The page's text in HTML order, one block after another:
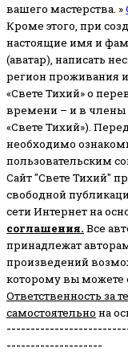
вашего мастерства. »
Кроме этого, при
настоящие имя и
(аватар), написать
регион проживания
«Свете Тихий» о
времени – и в
«Свете Тихий»).
необходимо
пользовательским
Сайт "Свете Тихий"
свободной
сети Интернет на
соглашения. Все
принадлежат
произведений
которому вы можете
Ответственность за
самостоятельно на
--------------------